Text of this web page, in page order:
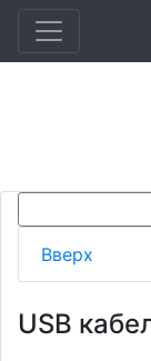
Вверх
USB